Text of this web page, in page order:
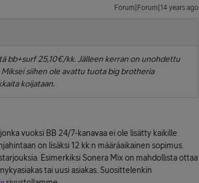
Forum|Forum|14 years ago
bb+surf 25,10€/kk. Jälleen kerran on unohdettu
siihen ole avattu tuota big brotheria
koijataan.
vuoksi BB 24/7-kanavaa ei ole lisätty kaikille
on lisäksi 12 kk:n määräaikainen sopimus.
Esimerkiksi Sonera Mix on mahdollista ottaa
tai uusi asiakas. Suosittelenkin